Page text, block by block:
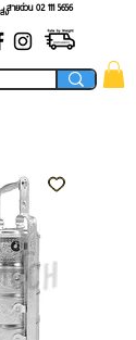
สายด่วน 02 ​111 5656
ง